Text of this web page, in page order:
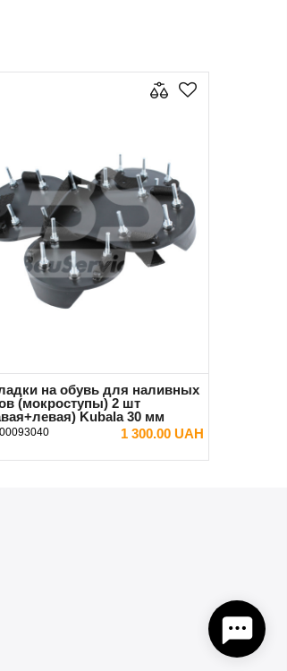
на обувь для наливных
(мокроступы) 2 шт
Kubala 30 мм
00093040 1 300.00 UAH
В КОРЗИНУ